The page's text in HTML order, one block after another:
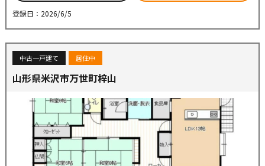
登録日：2026/6/5
中古一戸建て 居住中
山形県米沢市万世町梓山